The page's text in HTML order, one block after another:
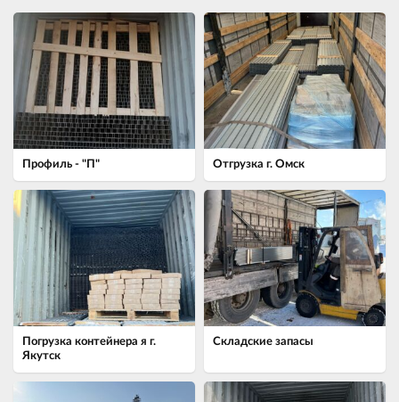
Профиль - "П" Отгрузка г. Омск
Погрузка контейнера я г.
Якутск
Складские запасы